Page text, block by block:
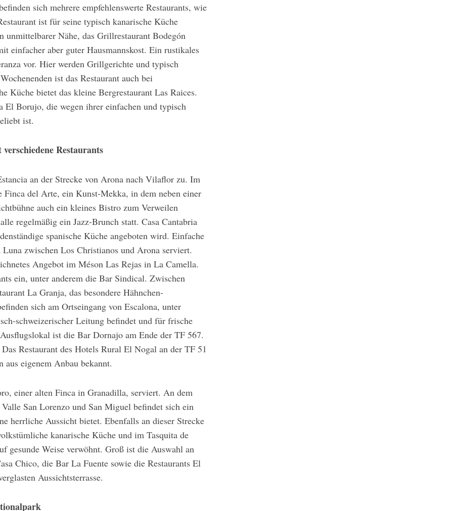
sich mehrere empfehlenswerte Restaurants, wie
ist für seine typisch kanarische Küche
unmittelbarer Nähe, das Grillrestaurant Bodegón
einfacher aber guter Hausmannskost. Ein rustikales
vor. Hier werden Grillgerichte und typisch
ist das Restaurant auch bei
Küche bietet das kleine Bergrestaurant Las Raices.
Borujo, die wegen ihrer einfachen und typisch
ist.
Restaurants
an der Strecke von Arona nach Vilaflor zu. Im
del Arte, ein Kunst-Mekka, in dem neben einer
auch ein kleines Bistro zum Verweilen
regelmäßig ein Jazz-Brunch statt. Casa Cantabria
spanische Küche angeboten wird. Einfache
zwischen Los Christianos und Arona serviert.
Angebot im Méson Las Rejas in La Camella.
ein, unter anderem die Bar Sindical. Zwischen
La Granja, das besondere Hähnchen-
sich am Ortseingang von Escalona, unter
schweizerischer Leitung befindet und für frische
ist die Bar Dornajo am Ende der TF 567.
Restaurant des Hotels Rural El Nogal an der TF 51
eigenem Anbau bekannt.
einer alten Finca in Granadilla, serviert. An dem
San Lorenzo und San Miguel befindet sich ein
herrliche Aussicht bietet. Ebenfalls an dieser Strecke
kanarische Küche und im Tasquita de
gesunde Weise verwöhnt. Groß ist die Auswahl an
Chico, die Bar La Fuente sowie die Restaurants El
Aussichtsterrasse.